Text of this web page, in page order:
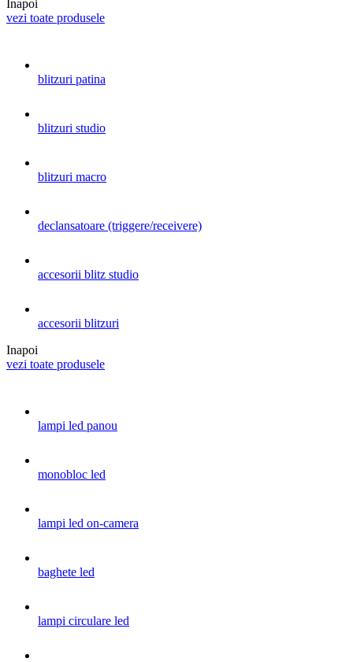
Inapoi
vezi toate produsele
blitzuri patina
blitzuri studio
blitzuri macro
declansatoare (triggere/receivere)
accesorii blitz studio
accesorii blitzuri
Inapoi
vezi toate produsele
lampi led panou
monobloc led
lampi led on-camera
baghete led
lampi circulare led